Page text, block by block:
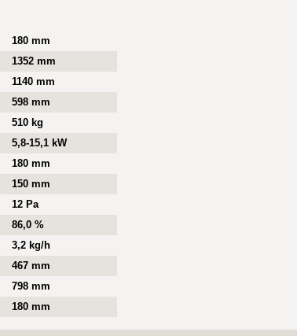
180 mm
1352 mm
1140 mm
598 mm
510 kg
5,8-15,1 kW
180 mm
150 mm
12 Pa
86,0 %
3,2 kg/h
467 mm
798 mm
180 mm